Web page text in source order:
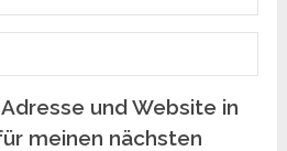
und Website in
meinen nächsten